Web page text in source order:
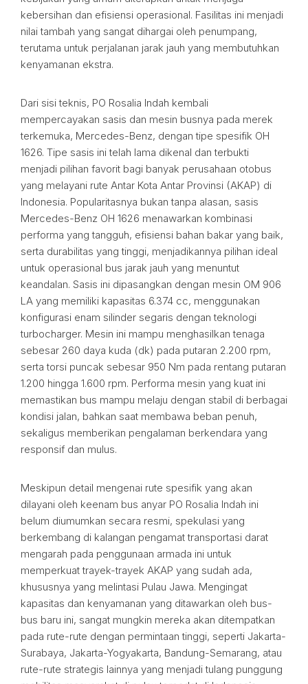
kebersihan dan efisiensi operasional. Fasilitas ini menjadi
nilai tambah yang sangat dihargai oleh penumpang,
terutama untuk perjalanan jarak jauh yang membutuhkan
kenyamanan ekstra.
Dari sisi teknis, PO Rosalia Indah kembali
mempercayakan sasis dan mesin busnya pada merek
terkemuka, Mercedes-Benz, dengan tipe spesifik OH
1626. Tipe sasis ini telah lama dikenal dan terbukti
menjadi pilihan favorit bagi banyak perusahaan otobus
yang melayani rute Antar Kota Antar Provinsi (AKAP) di
Indonesia. Popularitasnya bukan tanpa alasan, sasis
Mercedes-Benz OH 1626 menawarkan kombinasi
performa yang tangguh, efisiensi bahan bakar yang baik,
serta durabilitas yang tinggi, menjadikannya pilihan ideal
untuk operasional bus jarak jauh yang menuntut
keandalan. Sasis ini dipasangkan dengan mesin OM 906
LA yang memiliki kapasitas 6.374 cc, menggunakan
konfigurasi enam silinder segaris dengan teknologi
turbocharger. Mesin ini mampu menghasilkan tenaga
sebesar 260 daya kuda (dk) pada putaran 2.200 rpm,
serta torsi puncak sebesar 950 Nm pada rentang putaran
1.200 hingga 1.600 rpm. Performa mesin yang kuat ini
memastikan bus mampu melaju dengan stabil di berbagai
kondisi jalan, bahkan saat membawa beban penuh,
sekaligus memberikan pengalaman berkendara yang
responsif dan mulus.
Meskipun detail mengenai rute spesifik yang akan
dilayani oleh keenam bus anyar PO Rosalia Indah ini
belum diumumkan secara resmi, spekulasi yang
berkembang di kalangan pengamat transportasi darat
mengarah pada penggunaan armada ini untuk
memperkuat trayek-trayek AKAP yang sudah ada,
khususnya yang melintasi Pulau Jawa. Mengingat
kapasitas dan kenyamanan yang ditawarkan oleh bus-
bus baru ini, sangat mungkin mereka akan ditempatkan
pada rute-rute dengan permintaan tinggi, seperti Jakarta-
Surabaya, Jakarta-Yogyakarta, Bandung-Semarang, atau
rute-rute strategis lainnya yang menjadi tulang punggung